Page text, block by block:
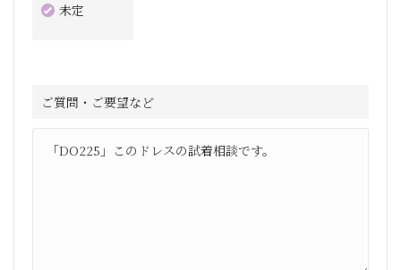
未定
ご質問・ご要望など